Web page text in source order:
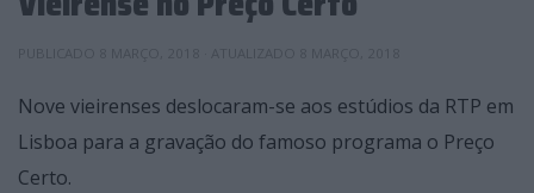
Nove vieirenses deslocaram-se aos estúdios da RTP em
Lisboa para a gravação do famoso programa o Preço
Certo.